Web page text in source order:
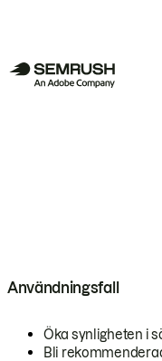
Användningsfall
Öka synligheten i
Bli